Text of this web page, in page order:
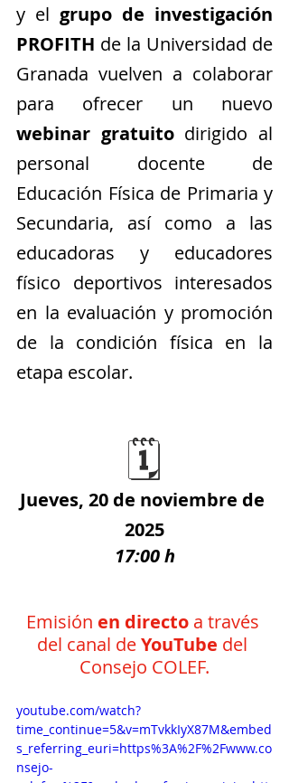
y el grupo de investigación
PROFITH de la Universidad de
Granada vuelven a colaborar
webinar gratuito dirigido al
personal docente de
Educación Física de Primaria y
Secundaria, así como a las
educadoras y educadores
físico deportivos interesados
en la evaluación y promoción
de la condición física en la
etapa escolar.
🗓️
Jueves, 20 de noviembre de
2025
17:00 h
Emisión en directo a través
del canal de YouTube del
Consejo COLEF.
youtube.com/watch?
time_continue=5&v=mTvkkIyX87M&embed
s_referring_euri=https%3A%2F%2Fwww.co
nsejo-